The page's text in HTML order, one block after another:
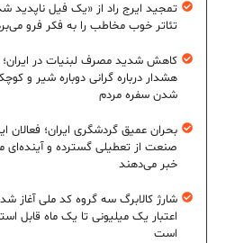
تمجید ایرج راد از «یک فیل ناپدید
تئاتر خوب مخاطب را به فکر فرو
کاهش شدید مصرف لبنیات در ایران؛
هشدار درباره گرانی دوباره شیر و
شدن سفره مردم
بحران عمیق گردشگری ایران؛ فعالان
صنعت از تعطیلی گسترده و آینده‌ای
خبر می‌دهند
شارژ کالابرگ سه گروه کد ملی آغاز
اعتبار یک میلیونی تا یک ماه قابل
است